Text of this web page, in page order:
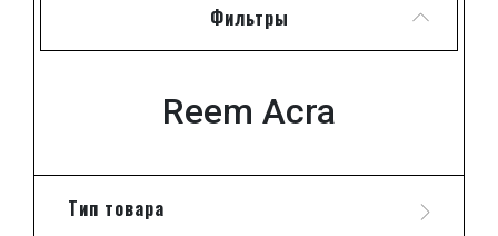
Фильтры
Reem Acra
Тип товара